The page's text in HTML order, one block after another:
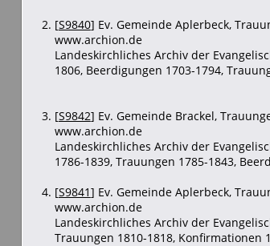
[S9840] Ev. Gemeinde Aplerbeck,
www.archion.de
Landeskirchliches Archiv der
1806, Beerdigungen 1703-1794,
[S9842] Ev. Gemeinde Brackel,
www.archion.de
Landeskirchliches Archiv der
1786-1839, Trauungen 1785-1843,
[S9841] Ev. Gemeinde Aplerbeck,
www.archion.de
Landeskirchliches Archiv der
Trauungen 1810-1818, Konfirmationen